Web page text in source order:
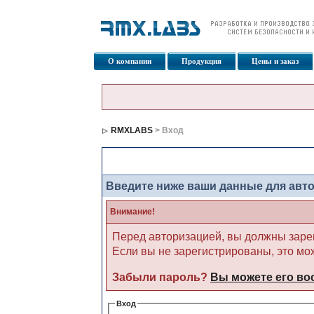
О компании Продукция Цены и заказ
RMXLABS > Вход
Введите ниже ваши данные для
Внимание!
Перед авторизацией, вы должны
Если вы не зарегистрированы, это
Забыли пароль? Вы можете его
Вход